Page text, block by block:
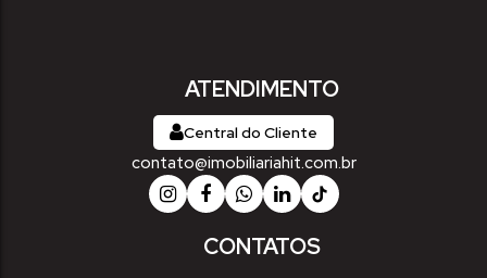
ATENDIMENTO
Central do Cliente
contato@imobiliariahit.com.br
CONTATOS